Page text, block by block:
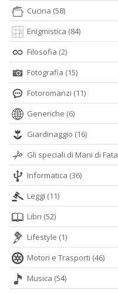
Cucina (58)
Enigmistica (84)
Filosofia (2)
Fotografia (15)
Fotoromanzi (11)
Generiche (6)
Giardinaggio (16)
Gli speciali di Mani di Fata
Informatica (36)
Leggi (11)
Libri (52)
Lifestyle (1)
Motori e Trasporti (46)
Musica (54)